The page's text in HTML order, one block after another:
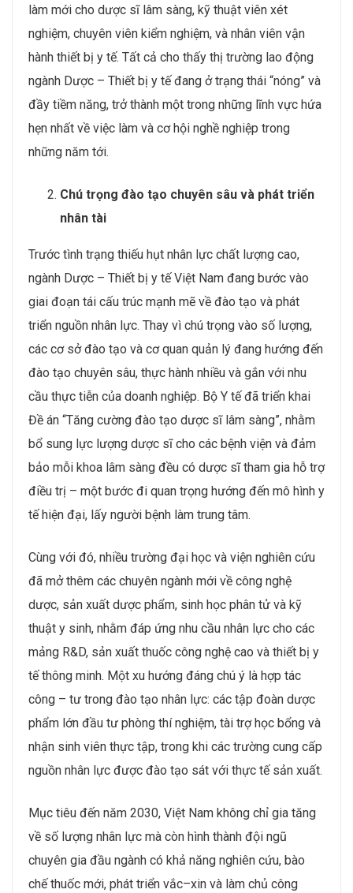
làm mới cho dược sĩ lâm sàng, kỹ thuật viên xét
nghiệm, chuyên viên kiểm nghiệm, và nhân viên vận
hành thiết bị y tế. Tất cả cho thấy thị trường lao động
ngành Dược – Thiết bị y tế đang ở trạng thái “nóng” và
đầy tiềm năng, trở thành một trong những lĩnh vực hứa
hẹn nhất về việc làm và cơ hội nghề nghiệp trong
những năm tới.
Chú trọng đào tạo chuyên sâu và phát triển
nhân tài
Trước tình trạng thiếu hụt nhân lực chất lượng cao,
ngành Dược – Thiết bị y tế Việt Nam đang bước vào
giai đoạn tái cấu trúc mạnh mẽ về đào tạo và phát
triển nguồn nhân lực. Thay vì chú trọng vào số lượng,
các cơ sở đào tạo và cơ quan quản lý đang hướng đến
đào tạo chuyên sâu, thực hành nhiều và gắn với nhu
cầu thực tiễn của doanh nghiệp. Bộ Y tế đã triển khai
Đề án “Tăng cường đào tạo dược sĩ lâm sàng”, nhằm
bổ sung lực lượng dược sĩ cho các bệnh viện và đảm
bảo mỗi khoa lâm sàng đều có dược sĩ tham gia hỗ trợ
điều trị – một bước đi quan trọng hướng đến mô hình y
tế hiện đại, lấy người bệnh làm trung tâm.
Cùng với đó, nhiều trường đại học và viện nghiên cứu
đã mở thêm các chuyên ngành mới về công nghệ
dược, sản xuất dược phẩm, sinh học phân tử và kỹ
thuật y sinh, nhằm đáp ứng nhu cầu nhân lực cho các
mảng R&D, sản xuất thuốc công nghệ cao và thiết bị y
tế thông minh. Một xu hướng đáng chú ý là hợp tác
công – tư trong đào tạo nhân lực: các tập đoàn dược
phẩm lớn đầu tư phòng thí nghiệm, tài trợ học bổng và
nhận sinh viên thực tập, trong khi các trường cung cấp
nguồn nhân lực được đào tạo sát với thực tế sản xuất.
Mục tiêu đến năm 2030, Việt Nam không chỉ gia tăng
về số lượng nhân lực mà còn hình thành đội ngũ
chuyên gia đầu ngành có khả năng nghiên cứu, bào
chế thuốc mới, phát triển vắc–xin và làm chủ công